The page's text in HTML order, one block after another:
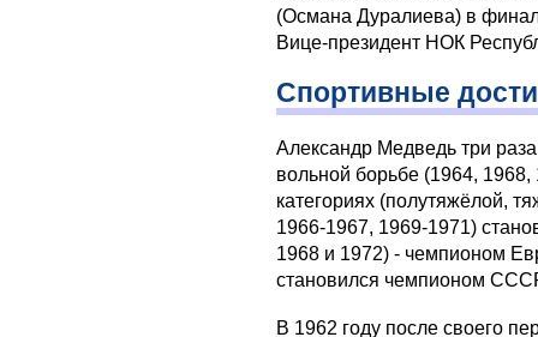
(Османа Дуралиева) в
Вице-президент НОК
Спортивные
Александр Медведь три
вольной борьбе (1964,
категориях (полутяжёлой,
1966-1967, 1969-1971)
1968 и 1972) - чемпионом
становился чемпионом
В 1962 году после своего